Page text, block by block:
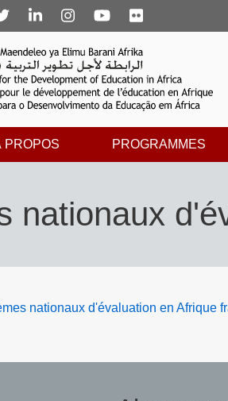
PROPOS PROGRAMMES
nationaux
nationaux d'évaluation en Afrique